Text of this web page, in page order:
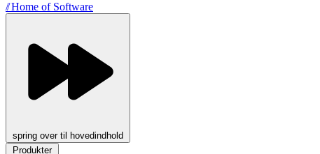
//Home of Software
spring over til hovedindhold
Produkter